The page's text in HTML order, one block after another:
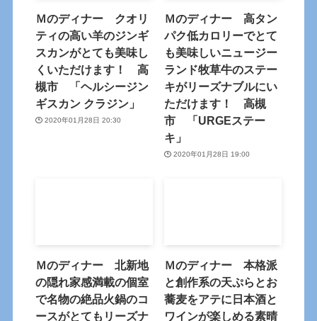
Ｍのディナー クオリ
ティの高い羊のジンギ
スカンがとても美味し
くいただけます！ 高
槻市 「ヘルシージン
ギスカン クラジン」
2020年01月28日 20:30
Ｍのディナー 高タン
パク低カロリーでとて
も美味しいニュージー
ランド牧草牛のステー
キがリーズナブルにい
ただけます！ 高槻
市 「URGEステー
キ」
2020年01月28日 19:00
Ｍのディナー 北新地
の隠れ家感満載の個室
で名物の絶品火鍋のコ
ースがとてもリーズナ
Ｍのディナー 本格派
と創作系の天ぷらとお
蕎麦をアテに日本酒と
ワインが楽しめる素晴